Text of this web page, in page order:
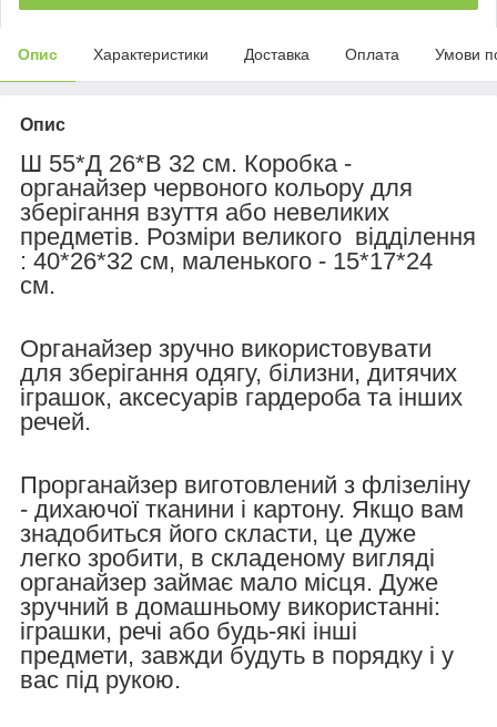
Опис Характеристики Доставка Оплата Умови
Опис
Ш 55*Д 26*В 32 см. Коробка -
органайзер червоного кольору для
зберігання взуття або невеликих
предметів. Розміри великого відділення
: 40*26*32 см, маленького - 15*17*24
см.
Органайзер зручно використовувати
для зберігання одягу, білизни, дитячих
іграшок, аксесуарів гардероба та інших
речей.
Прорганайзер виготовлений з флізеліну
- дихаючої тканини і картону. Якщо вам
знадобиться його скласти, це дуже
легко зробити, в складеному вигляді
органайзер займає мало місця. Дуже
зручний в домашньому використанні:
іграшки, речі або будь-які інші
предмети, завжди будуть в порядку і у
вас під рукою.